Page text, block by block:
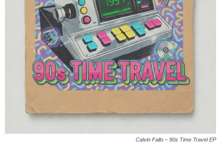
Calvin Fallo – 90s Time Travel EP